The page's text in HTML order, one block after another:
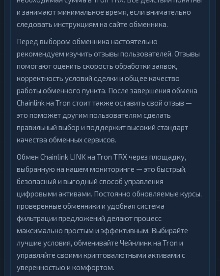
и занимают минимальное время, если внимательно
следовать инструкциям на сайте обменника.
Перед выбором обменника настоятельно
рекомендуем изучить отзывы пользователей. Отзывы
помогают оценить скорость обработки заявок,
корректность условий сделки и общее качество
работы обменного пункта. После завершения обмена
Chainlink на Tron стоит также оставить свой отзыв —
это поможет другим пользователям сделать
правильный выбор и поддержит высокий стандарт
качества обменных сервисов.
Обмен Chainlink LINK на Tron TRX через площадку,
выбранную на нашем мониторинге — это быстрый,
безопасный и выгодный способ управления
цифровыми активами. Постоянно обновляемые курсы,
проверенные обменники и удобная система
фильтрации предложений делают процесс
максимально простым и эффективным. Выбирайте
лучшие условия, обменивайте Чейнлинк на Tron и
управляйте своими криптовалютными активами с
уверенностью и комфортом.